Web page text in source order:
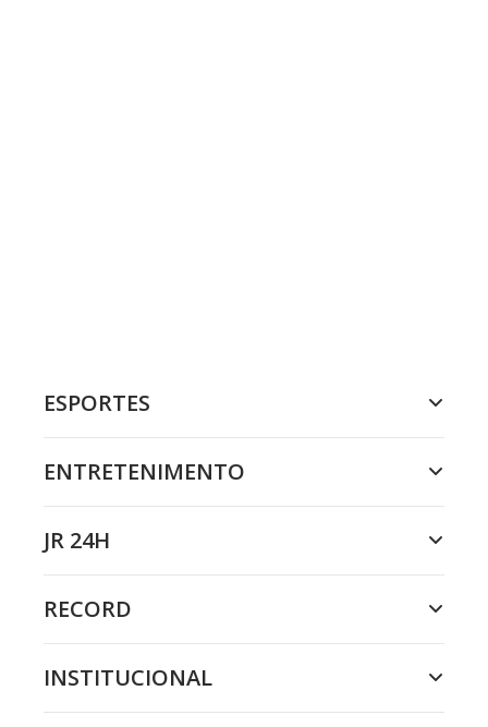
ESPORTES
ENTRETENIMENTO
JR 24H
RECORD
INSTITUCIONAL